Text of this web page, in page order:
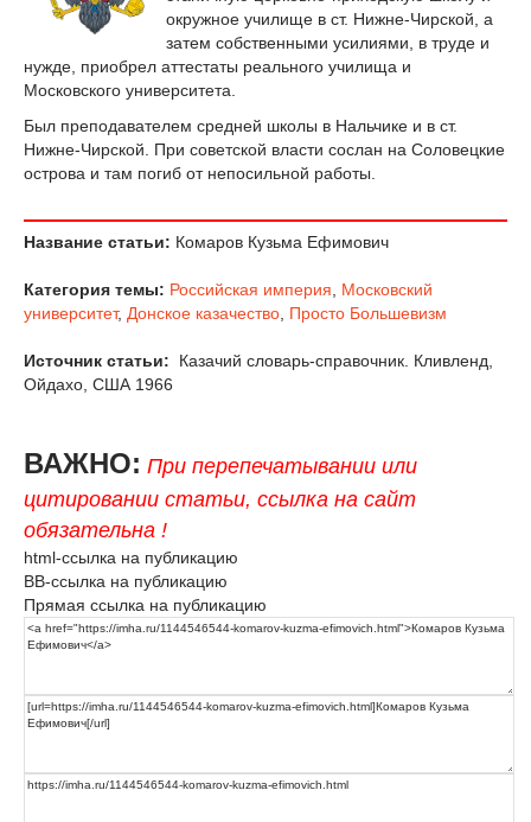
окружное училище в ст. Нижне-Чирской, а
затем собственными усилиями, в труде и
нужде, приобрел аттестаты реального училища и
Московского университета.
Был преподавателем средней школы в Нальчике и в ст.
Нижне-Чирской. При советской власти сослан на Соловецкие
острова и там погиб от непосильной работы.
Название статьи: Комаров Кузьма Ефимович
Категория темы: Российская империя, Московский
университет, Донское казачество, Просто Большевизм
Источник статьи:
Казачий словарь-справочник. Кливленд,
Ойдахо, США 1966
ВАЖНО: При перепечатывании или
цитировании статьи, ссылка на сайт
обязательна !
html-ссылка на публикацию
BB-ссылка на публикацию
Прямая ссылка на публикацию